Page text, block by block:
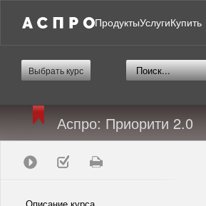
ПродуктыУслугиКупить
Выбрать курс
Аспро: Приорити 2.0